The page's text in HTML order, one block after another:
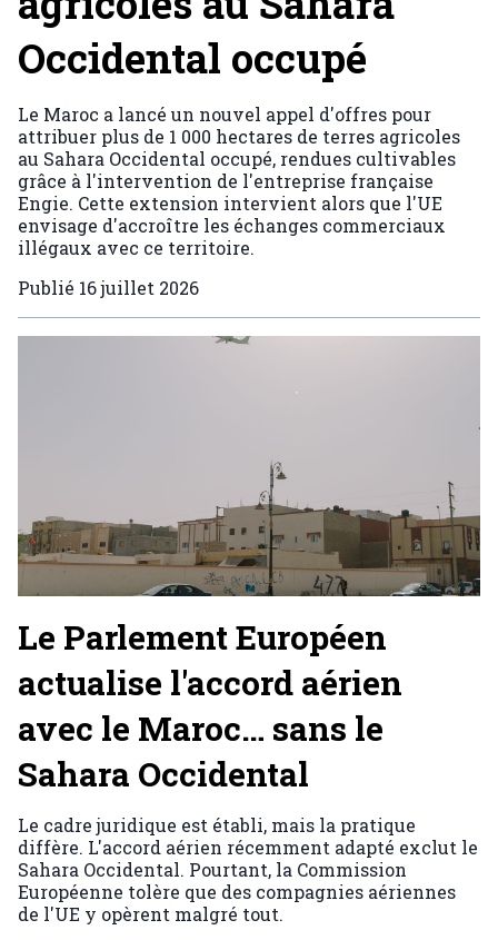
Occidental occupé
Le Maroc a lancé un nouvel appel d'offres pour
attribuer plus de 1 000 hectares de terres agricoles
au Sahara Occidental occupé, rendues cultivables
grâce à l'intervention de l'entreprise française
Engie. Cette extension intervient alors que l'UE
envisage d'accroître les échanges commerciaux
illégaux avec ce territoire.
Publié 16 juillet 2026
Le Parlement Européen
actualise l'accord aérien
avec le Maroc… sans le
Sahara Occidental
Le cadre juridique est établi, mais la pratique
diffère. L'accord aérien récemment adapté exclut le
Sahara Occidental. Pourtant, la Commission
Européenne tolère que des compagnies aériennes
de l'UE y opèrent malgré tout.